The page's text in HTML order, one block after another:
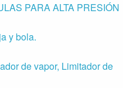
PARA ALTA PRESIÓN
y bola.
de vapor, Limitador de